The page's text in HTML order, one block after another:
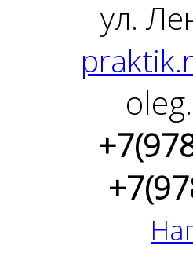
ул.